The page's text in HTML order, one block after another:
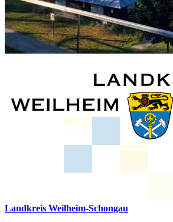
Landkreis Weilheim-Schongau